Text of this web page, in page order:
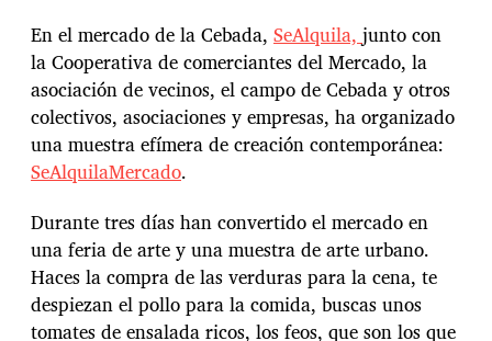
En el mercado de la Cebada, SeAlquila, junto con
la Cooperativa de comerciantes del Mercado, la
asociación de vecinos, el campo de Cebada y otros
colectivos, asociaciones y empresas, ha organizado
una muestra efímera de creación contemporánea:
SeAlquilaMercado.
Durante tres días han convertido el mercado en
una feria de arte y una muestra de arte urbano.
Haces la compra de las verduras para la cena, te
despiezan el pollo para la comida, buscas unos
tomates de ensalada ricos, los feos, que son los que